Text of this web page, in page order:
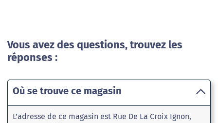
Vous avez des questions, trouvez les
réponses :
Où se trouve ce magasin
L'adresse de ce magasin est Rue De La Croix Ignon,